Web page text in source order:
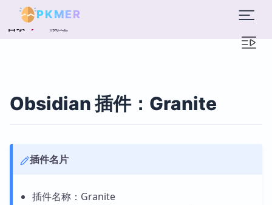
PKMER
目录 概述
Obsidian 插件：Granite
插件名片
插件名称：Granite